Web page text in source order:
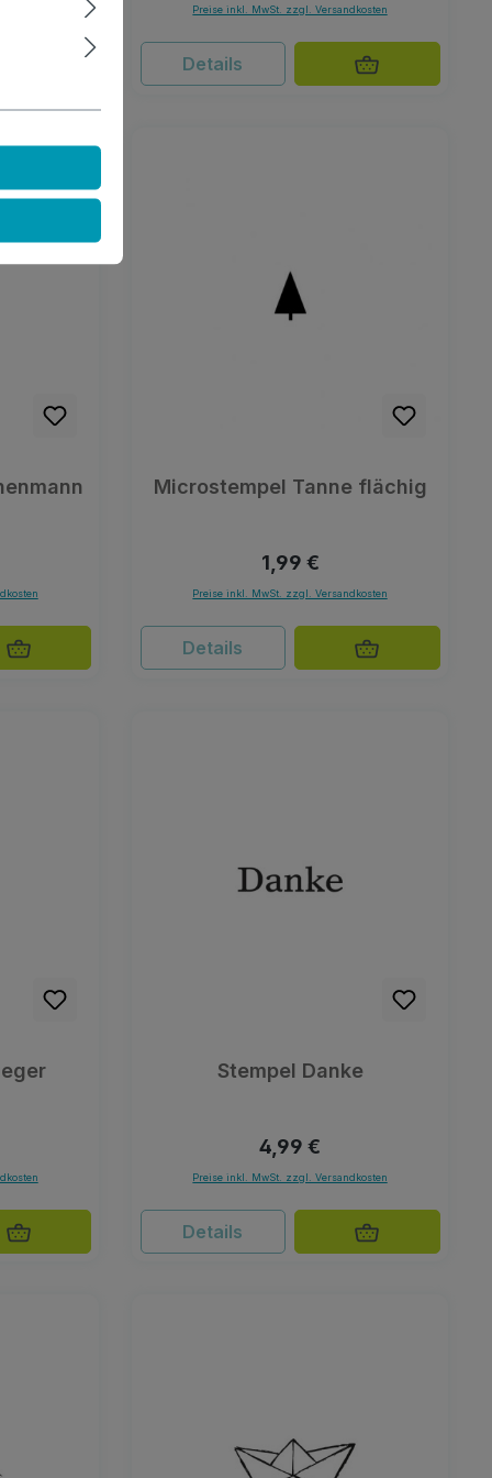
Preise inkl. MwSt. zzgl. Versandkosten
Details
Microstempel Tanne flächig
Regulärer Preis:
1,99 €
Preise inkl. MwSt. zzgl. Versandkosten
Details
Stempel Danke
Regulärer Preis:
4,99 €
Preise inkl. MwSt. zzgl. Versandkosten
Details